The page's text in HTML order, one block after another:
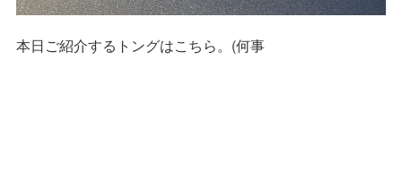
本日ご紹介するトングはこちら。(何事